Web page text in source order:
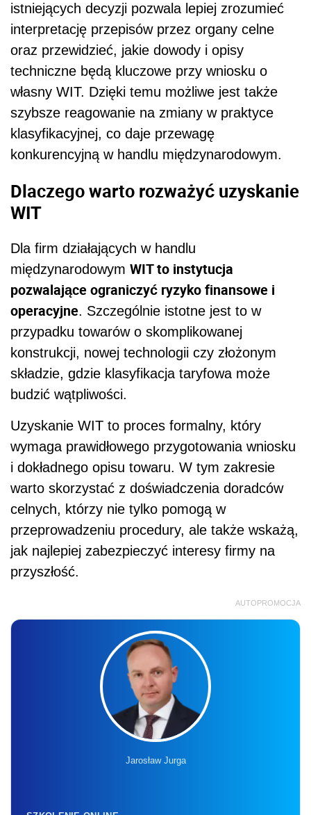
istniejących decyzji pozwala lepiej zrozumieć
interpretację przepisów przez organy celne
oraz przewidzieć, jakie dowody i opisy
techniczne będą kluczowe przy wniosku o
własny WIT. Dzięki temu możliwe jest także
szybsze reagowanie na zmiany w praktyce
klasyfikacyjnej, co daje przewagę
konkurencyjną w handlu międzynarodowym.
Dlaczego warto rozważyć uzyskanie
WIT
Dla firm działających w handlu
międzynarodowym WIT to instytucja
pozwalające ograniczyć ryzyko finansowe i
operacyjne. Szczególnie istotne jest to w
przypadku towarów o skomplikowanej
konstrukcji, nowej technologii czy złożonym
składzie, gdzie klasyfikacja taryfowa może
budzić wątpliwości.
Uzyskanie WIT to proces formalny, który
wymaga prawidłowego przygotowania wniosku
i dokładnego opisu towaru. W tym zakresie
warto skorzystać z doświadczenia doradców
celnych, którzy nie tylko pomogą w
przeprowadzeniu procedury, ale także wskażą,
jak najlepiej zabezpieczyć interesy firmy na
przyszłość.
AUTOPROMOCJA
Jarosław Jurga